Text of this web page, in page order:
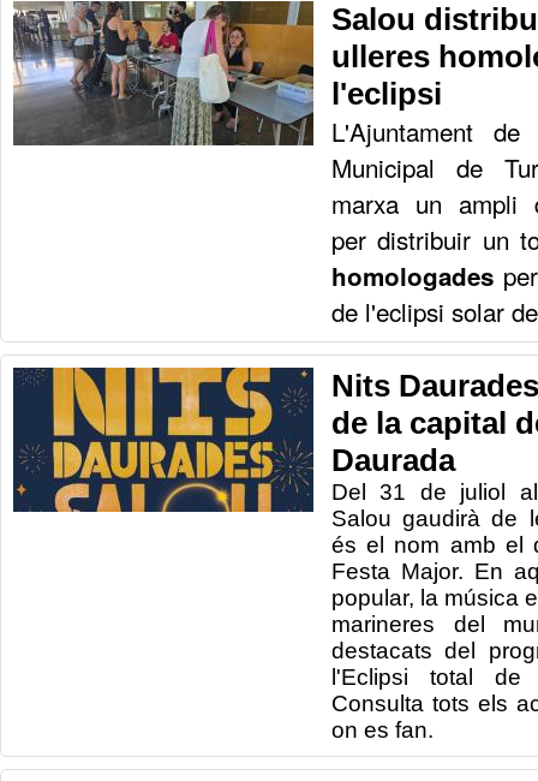
Salou
ulleres
l'eclipsi
L'Ajuntament
Municipal de
marxa un ampli
per distribuir un
homologades
de l'eclipsi solar
Nits
de la capital
Daurada
Del 31 de juliol
Salou gaudirà de
és el nom amb el
Festa Major. En
popular, la música
marineres del
destacats del
l'Eclipsi total
Consulta tots els
on es fan.